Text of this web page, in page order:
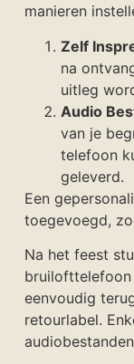
manieren
Zelf
na
uitleg
Audio
van je
telefoon
geleverd.
Een
toegevoegd,
Na het feest
bruilofttelefoon
eenvoudig
retourlabel.